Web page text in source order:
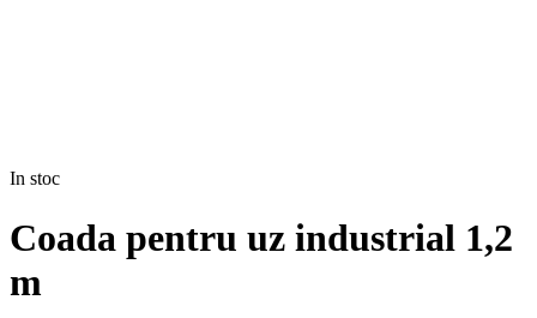
In stoc
Coada pentru uz industrial 1,2
m